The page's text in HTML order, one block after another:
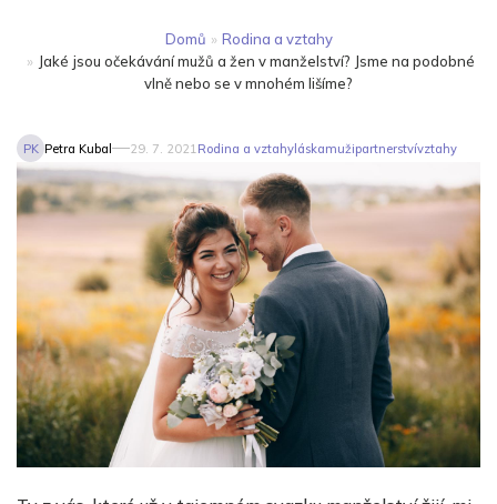
Domů » Rodina a vztahy
» Jaké jsou očekávání mužů a žen v manželství? Jsme na podobné
vlně nebo se v mnohém lišíme?
PK Petra Kubal 29. 7. 2021 Rodina a vztahyláskamužipartnerstvívztahy